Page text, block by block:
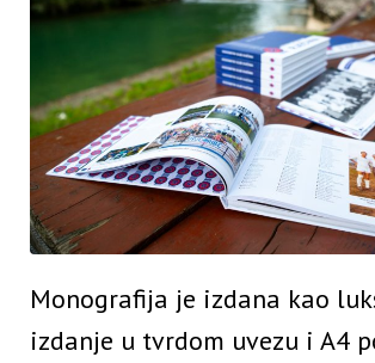
Monografija je izdana kao
izdanje u tvrdom uvezu i A4